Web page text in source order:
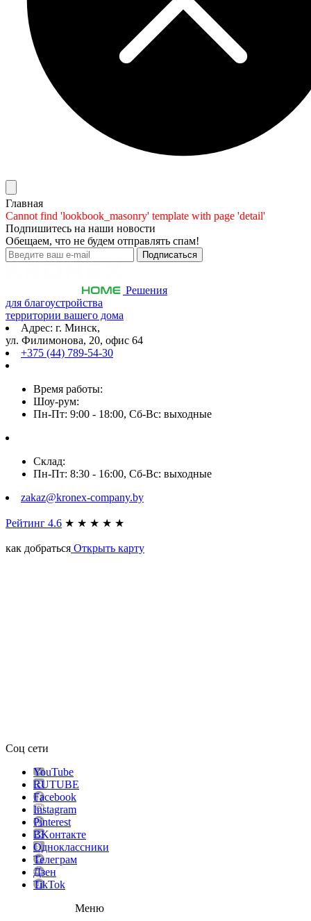
Главная
Cannot find 'lookbook_masonry' template with page 'detail'
Подпишитесь на наши новости
Обещаем, что не будем отправлять спам!
Решения
для благоустройства
территории вашего дома
Адрес: г. Минск,
ул. Филимонова, 20, офис 64
+375 (44) 789-54-30
Время работы:
Шоу-рум:
Пн-Пт: 9:00 - 18:00, Сб-Вс: выходные
Склад:
Пн-Пт: 8:30 - 16:00, Сб-Вс: выходные
zakaz@kronex-company.by
Рейтинг 4.6 ★ ★ ★ ★ ★
как добраться Открыть карту
Соц сети
YouTube
RUTUBE
Facebook
Instagram
Pinterest
ВKонтакте
Одноклассники
Телеграм
Дзен
TikTok
Меню